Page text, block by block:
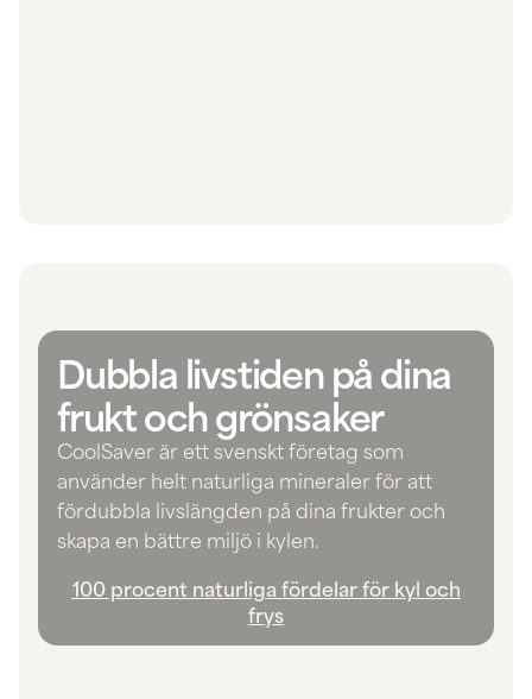
Dubbla livstiden på dina
frukt och grönsaker
CoolSaver är ett svenskt företag som
använder helt naturliga mineraler för att
fördubbla livslängden på dina frukter och
skapa en bättre miljö i kylen.
100 procent naturliga fördelar för kyl och
frys